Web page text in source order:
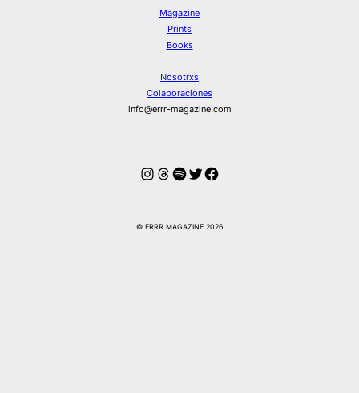
Magazine
Prints
Books
Nosotrxs
Colaboraciones
info@errr-magazine.com
Instagram
Hilos
Spotify
Twitter
Facebook
© ERRR MAGAZINE 2026